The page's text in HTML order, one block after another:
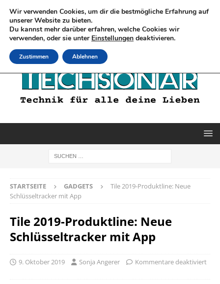
STARTSEITE GADGETS
Tile 2019-Produktline: Neue
Schlüsseltracker mit App
Tile 2019-Produktline: Neue
Schlüsseltracker mit App
9. Oktober 2019 Sonja Angerer Kommentare deaktiviert
Wir verwenden Cookies, um dir die bestmögliche Erfahrung auf
unserer Website zu bieten.
Du kannst mehr darüber erfahren, welche Cookies wir
verwenden, oder sie unter Einstellungen deaktivieren.
Zustimmen Ablehnen